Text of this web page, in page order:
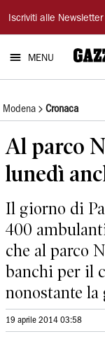
Gazzetta
di
Modena
Iscriviti alle Newsletter
MENU
Modena Cronaca
Al parco
lunedì
Il giorno di
400
che al parco
banchi per il
nonostante la
19 aprile 2014 03:58